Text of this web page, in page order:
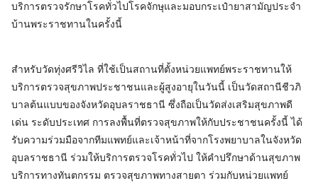
บริการตรวจรักษาโรคทั่วไปโรคจักษุและมอบกระเป๋ายาสามัญประจำ
บ้านพระราชทานในครั้งนี้
สำหรับวัดทุ่งศรีวิไล ที่ใช้เป็นสถานที่ตั้งหน่วยแพทย์พระราชทานให้
บริการตรวจสุขภาพประชาชนและผู้สูงอายุในวันนี้ เป็นวัดสถานีชีวภิ
บาลต้นแบบของจังหวัดอุบลราชธานี ซึ่งถือเป็นวัดส่งเสริมสุขภาพดี
เด่น ระดับประเทศ การลงพื้นที่ตรวจสุขภาพให้กับประชาชนครั้งนี้ ได้
รับความร่วมมือจากทีมแพทย์และเจ้าหน้าที่จากโรงพยาบาลในจังหวัด
อุบลราชธานี ร่วมให้บริการตรวจโรคทั่วไป ให้คำปรึกษาด้านสุขภาพ
บริการทางทันตกรรม ตรวจสุขภาพทางสายตา ร่วมกับหน่วยแพทย์